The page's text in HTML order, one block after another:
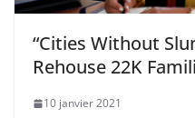
“Cities Without
Rehouse 22K
10 janvier 2021